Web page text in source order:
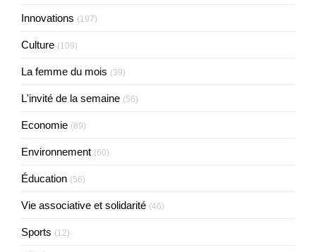
Innovations (197)
Culture (109)
La femme du mois (39)
L'invité de la semaine (56)
Economie (89)
Environnement (60)
Éducation (56)
Vie associative et solidarité (46)
Sports (12)